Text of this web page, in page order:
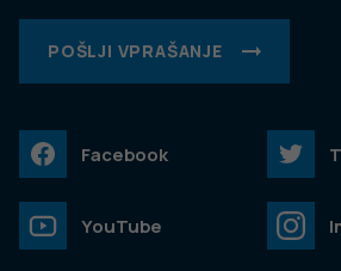
POŠLJI VPRAŠANJE
Facebook
YouTube